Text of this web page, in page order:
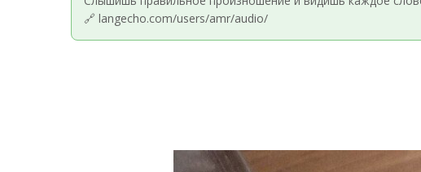
🔗 langecho.com/users/amr/audio/